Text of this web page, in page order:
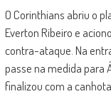
O Corinthians abriu o
Everton Ribeiro e
contra-ataque. Na
passe na medida para
finalizou com a